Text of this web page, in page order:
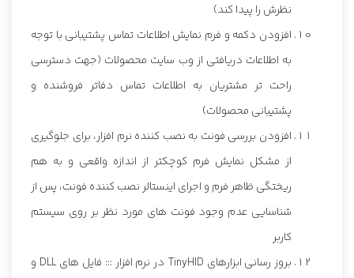
نظرش را پیدا کند)
افزودن دکمه و فرم نمایش اطلاعات تماس پشتیبانی با توجه
به اطلاعات دریافتی از وب سایت محصولات (جهت دسترسی
راحت تر مشتریان به اطلاعات تماس دفاتر فروشنده و
پشتیبانی محصولات)
افزودن بررسی فونت به نصب کننده نرم افزار، برای جلوگیری
از مشکل نمایش فرم کوچکتر از اندازه واقعی و به هم
ریختگی ظاهر فرم و اجرای اینستالر نصب کننده فونت، پس از
شناسایی عدم وجود فونت های مورد نظر بر روی سیستم
کاربر
بروز رسانی ابزارهای TinyHID در نرم افزار ::: فایل های DLL و